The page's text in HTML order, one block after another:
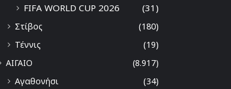
FIFA WORLD CUP 2026 (31)
Στίβος
(180)
Τέννις
(19)
ΑΙΓΑΙΟ
(8.917)
Αγαθονήσι
(34)